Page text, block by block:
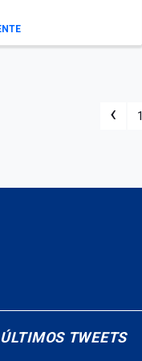
‹ 1
ÚLTIMOS TWEETS